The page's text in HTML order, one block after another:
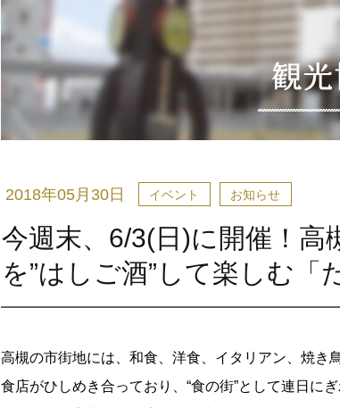
2018年05月30日 イベント お知らせ
今週末、6/3(日)に開催！高
を”はしご酒”して楽しむ「
高槻の市街地には、和食、洋食、イタリアン、焼き
食店がひしめき合っており、“食の街”として連日に